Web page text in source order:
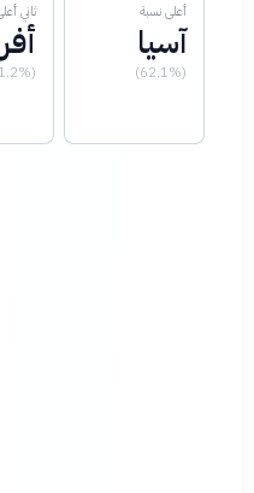
أعلى نسبة
آسيا
(62.1%)
ثاني
(31.2%)